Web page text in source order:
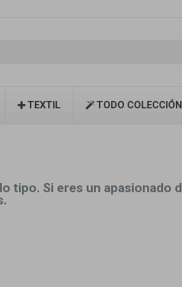
TEXTIL TODO COLECCIÓN
tipo. Si eres un apasionado